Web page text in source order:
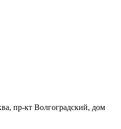
пр-кт Волгоградский, дом